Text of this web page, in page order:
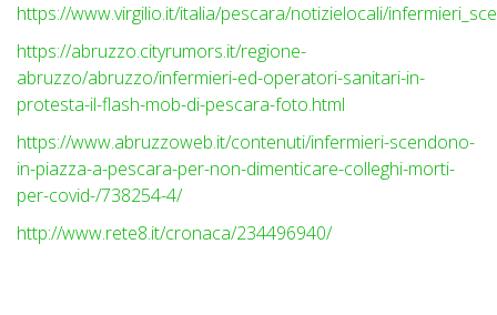
https://www.virgilio.it/italia/pescara/notizielocali/
https://abruzzo.cityrumors.it/regione-
abruzzo/abruzzo/infermieri-ed-operatori-sanitari-in-
protesta-il-flash-mob-di-pescara-foto.html
https://www.abruzzoweb.it/contenuti/infermieri-scendono-
in-piazza-a-pescara-per-non-dimenticare-colleghi-morti-
per-covid-/738254-4/
http://www.rete8.it/cronaca/234496940/